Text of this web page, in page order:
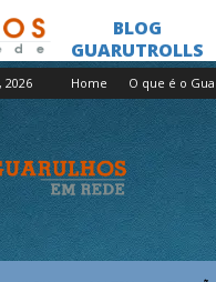
2026 Home O que é o